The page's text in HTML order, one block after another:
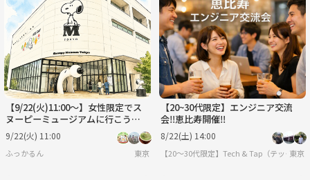
【9/22(火)11:00〜】女性限定でス
ヌーピーミュージアムに行こう🐩
🐾🦴
9/22(火) 11:00
ふっかるん 東京
【20~30代限定】エンジニア交流
会‼️恵比寿開催‼️
8/22(土) 14:00
【20～30代限定】Tech & Tap（テック＆
東京